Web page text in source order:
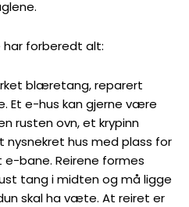
forberedt alt:
blæretang, reparert
Et e-hus kan gjerne være
rusten ovn, et krypinn
nysnekret hus med plass for
e-bane. Reirene formes
tang i midten og må ligge
skal ha væte. At reiret er